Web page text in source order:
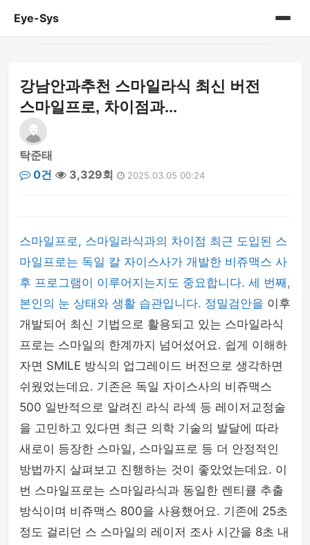
Eye-Sys
게시판
강남안과추천 스마일라식 최신 버전
스마일프로, 차이점과...
탁준태
0건
3,329회 2025.03.05 00:24
스마일프로, 스마일라식과의 차이점 최근 도입된 스
마일프로는 독일 칼 자이스사가 개발한 비쥬맥스 사
후 프로그램이 이루어지는지도 중요합니다. 세 번째,
본인의 눈 상태와 생활 습관입니다. 정밀검안을 이후
개발되어 최신 기법으로 활용되고 있는 스마일라식
프로는 스마일의 한계까지 넘어섰어요. 쉽게 이해하
자면 SMILE 방식의 업그레이드 버전으로 생각하면
쉬웠었는데요. 기존은 독일 자이스사의 비쥬맥스
500 일반적으로 알려진 라식 라섹 등 레이저교정술
을 고민하고 있다면 최근 의학 기술의 발달에 따라
새로이 등장한 스마일, 스마일프로 등 더 안정적인
방법까지 살펴보고 진행하는 것이 좋았었는데요. 이
번 스마일프로는 스마일라식과 동일한 렌티큘 추출
방식이며 비쥬맥스 800을 사용했어요. 기존에 25초
정도 걸리던 스 스마일의 레이저 조사 시간을 8초 내